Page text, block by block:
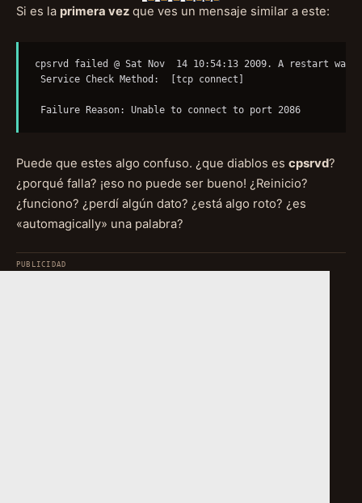
Si es la primera vez que ves un mensaje similar a este:
cpsrvd failed @ Sat Nov  14 10:54:13 2009. A restart was
Service Check Method:  [tcp connect]
Failure Reason: Unable to connect to port 2086
Puede que estes algo confuso. ¿que diablos es cpsrvd?
¿porqué falla? ¡eso no puede ser bueno! ¿Reinicio?
¿funciono? ¿perdí algún dato? ¿está algo roto? ¿es
«automagically» una palabra?